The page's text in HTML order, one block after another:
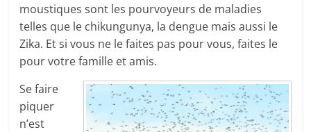
moustiques sont les pourvoyeurs de maladies
telles que le chikungunya, la dengue mais aussi le
Zika. Et si vous ne le faites pas pour vous, faites le
pour votre famille et amis.
Se faire
piquer
n’est